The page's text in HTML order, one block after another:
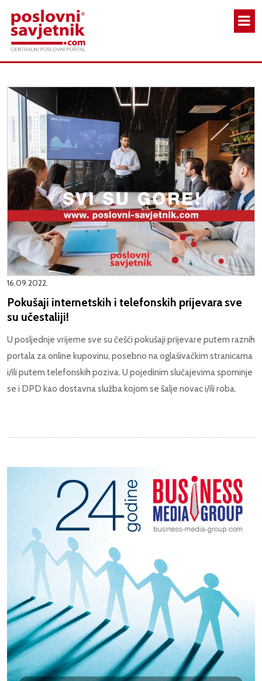
16.09.2022.
Pokušaji internetskih i telefonskih prijevara sve
su učestaliji!
U posljednje vrijeme sve su češći pokušaji prijevare putem raznih
portala za online kupovinu, posebno na oglašivačkim stranicama
i/ili putem telefonskih poziva. U pojedinim slučajevima spominje
se i DPD kao dostavna služba kojom se šalje novac i/ili roba.